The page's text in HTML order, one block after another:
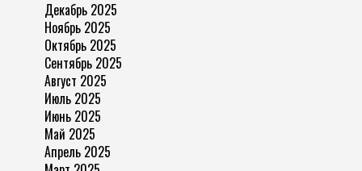
Декабрь 2025
Ноябрь 2025
Октябрь 2025
Сентябрь 2025
Август 2025
Июль 2025
Июнь 2025
Май 2025
Апрель 2025